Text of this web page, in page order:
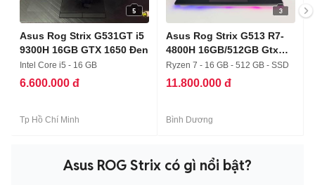
5
Asus Rog Strix G531GT i5
9300H 16GB GTX 1650 Đen
Intel Core i5 - 16 GB
6.600.000 đ
Tp Hồ Chí Minh
3
Asus Rog Strix G513 R7-
4800H 16GB/512GB Gtx
1650
Ryzen 7 - 16 GB - 512 GB - SSD
11.800.000 đ
Bình Dương
Asus ROG Strix có gì nổi bật?